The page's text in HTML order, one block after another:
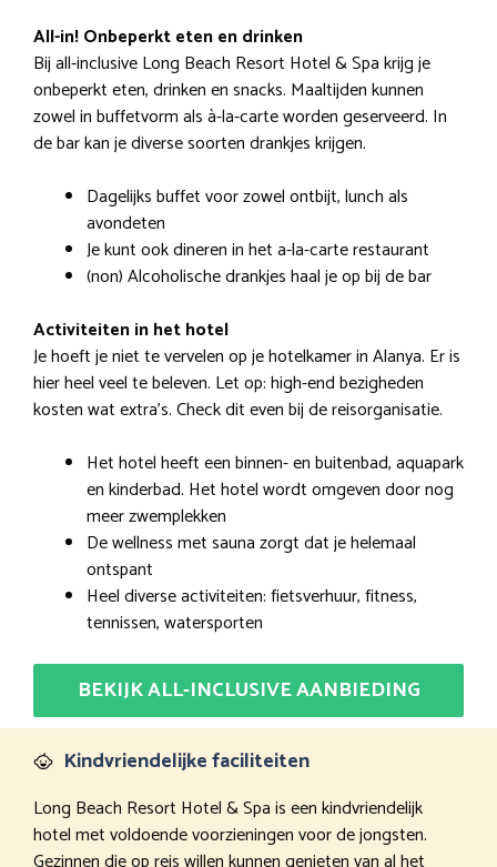
All-in! Onbeperkt eten en drinken
Bij all-inclusive Long Beach Resort Hotel & Spa krijg je
onbeperkt eten, drinken en snacks. Maaltijden kunnen
zowel in buffetvorm als à-la-carte worden geserveerd. In
de bar kan je diverse soorten drankjes krijgen.
Dagelijks buffet voor zowel ontbijt, lunch als
avondeten
Je kunt ook dineren in het a-la-carte restaurant
(non) Alcoholische drankjes haal je op bij de bar
Activiteiten in het hotel
Je hoeft je niet te vervelen op je hotelkamer in Alanya. Er is
hier heel veel te beleven. Let op: high-end bezigheden
kosten wat extra’s. Check dit even bij de reisorganisatie.
Het hotel heeft een binnen- en buitenbad, aquapark
en kinderbad. Het hotel wordt omgeven door nog
meer zwemplekken
De wellness met sauna zorgt dat je helemaal
ontspant
Heel diverse activiteiten: fietsverhuur, fitness,
tennissen, watersporten
BEKIJK ALL-INCLUSIVE AANBIEDING
Kindvriendelijke faciliteiten
Long Beach Resort Hotel & Spa is een kindvriendelijk
hotel met voldoende voorzieningen voor de jongsten.